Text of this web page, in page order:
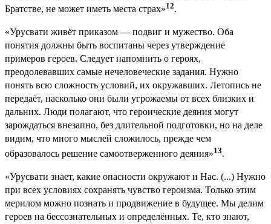
Братстве, не может иметь места страх»12.
«Урусвати живёт приказом — подвиг и мужество. Оба
понятия должны быть воспитаны через утверждение
примеров героев. Следует напомнить о героях,
преодолевавших самые нечеловеческие задания. Нужно
понять всю сложность условий, их окружавших. Летопись не
передаёт, насколько они были угрожаемы от всех близких и
дальних. Люди полагают, что героические деяния могут
зарождаться внезапно, без длительной подготовки, но на деле
видим, что много мыслей сложилось, прежде чем
образовалось решение самоотверженного деяния»13.
«Урусвати знает, какие опасности окружают и Нас. (...) Нужно
при всех условиях сохранять чувство героизма. Только этим
мерилом можно познать и продвижение в будущее. Мы делим
героев на бессознательных и определённых. Те, кто знают,